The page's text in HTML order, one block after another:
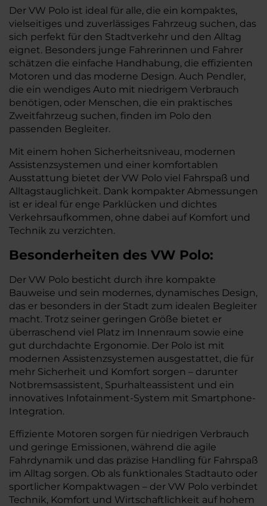
Der VW Polo ist ideal für alle, die ein kompaktes,
vielseitiges und zuverlässiges Fahrzeug suchen, das
sich perfekt für den Stadtverkehr und den Alltag
eignet. Besonders junge Fahrerinnen und Fahrer
schätzen die einfache Handhabung, die effizienten
Motoren und das moderne Design. Auch Pendler,
die ein wendiges Auto mit niedrigem Verbrauch
benötigen, oder Menschen, die ein praktisches
Zweitfahrzeug suchen, finden im Polo den
passenden Begleiter.
Mit einem hohen Sicherheitsniveau, modernen
Assistenzsystemen und einer komfortablen
Ausstattung bietet der VW Polo viel Fahrspaß und
Alltagstauglichkeit. Dank kompakter Abmessungen
ist er ideal für enge Parklücken und dichtes
Verkehrsaufkommen, ohne dabei auf Komfort und
Technik zu verzichten.
Besonderheiten des VW Polo:
Der VW Polo besticht durch ihre kompakte
Bauweise und sein modernes, dynamisches Design,
das er besonders in der Stadt zum idealen Begleiter
macht. Trotz seiner geringen Größe bietet er
überraschend viel Platz im Innenraum sowie eine
gut durchdachte Ergonomie. Der Polo ist mit
modernen Assistenzsystemen ausgestattet, die für
mehr Sicherheit und Komfort sorgen – darunter
Notbremsassistent, Spurhalteassistent und ein
innovatives Infotainment-System mit Smartphone-
Integration.
Effiziente Motoren sorgen für niedrigen Verbrauch
und geringe Emissionen, während die agile
Fahrdynamik und das präzise Handling für Fahrspaß
im Alltag sorgen. Ob als funktionales Stadtauto oder
sportlicher Kompaktwagen – der VW Polo verbindet
Technik, Komfort und Wirtschaftlichkeit auf hohem